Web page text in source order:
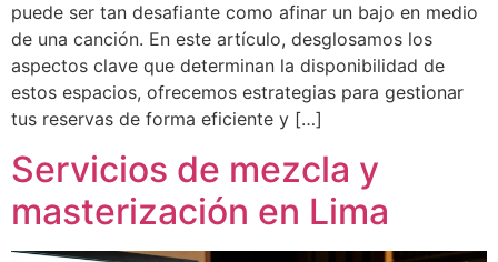
puede ser tan desafiante como afinar un bajo en medio
de una canción. En este artículo, desglosamos los
aspectos clave que determinan la disponibilidad de
estos espacios, ofrecemos estrategias para gestionar
tus reservas de forma eficiente y […]
Servicios de mezcla y
masterización en Lima